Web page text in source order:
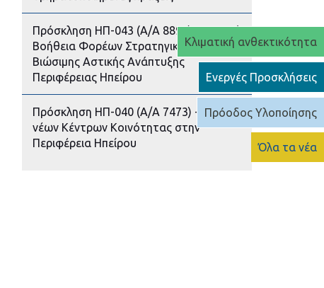
Κλιματική ανθεκτικότητα
Ενεργές Προσκλήσεις
Πρόοδος Υλοποίησης
Όλα τα νέα
Πρόσκληση ΗΠ-043 (Α/Α 8893) - Τεχνική
Βοήθεια Φορέων Στρατηγικών
Βιώσιμης Αστικής Ανάπτυξης
Περιφέρειας Ηπείρου
Πρόσκληση ΗΠ-040 (Α/Α 7473) - Ίδρυση
νέων Κέντρων Κοινότητας στην
Περιφέρεια Ηπείρου